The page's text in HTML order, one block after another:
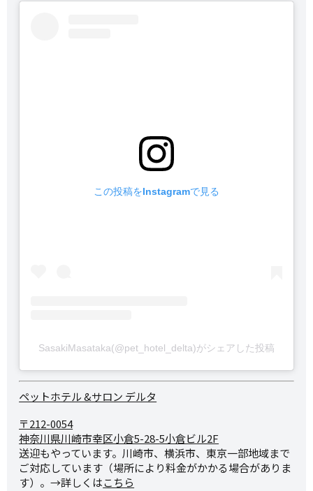
この投稿をInstagramで見る
SasakiMasataka(@pet_hotel_delta)がシェアした投稿
ペットホテル &サロン デルタ
〒212-0054
神奈川県川崎市幸区小倉5-28-5小倉ビル2F
送迎もやっています。川崎市、横浜市、東京一部地域まで
ご対応しています（場所により料金がかかる場合がありま
す）。→詳しくはこちら